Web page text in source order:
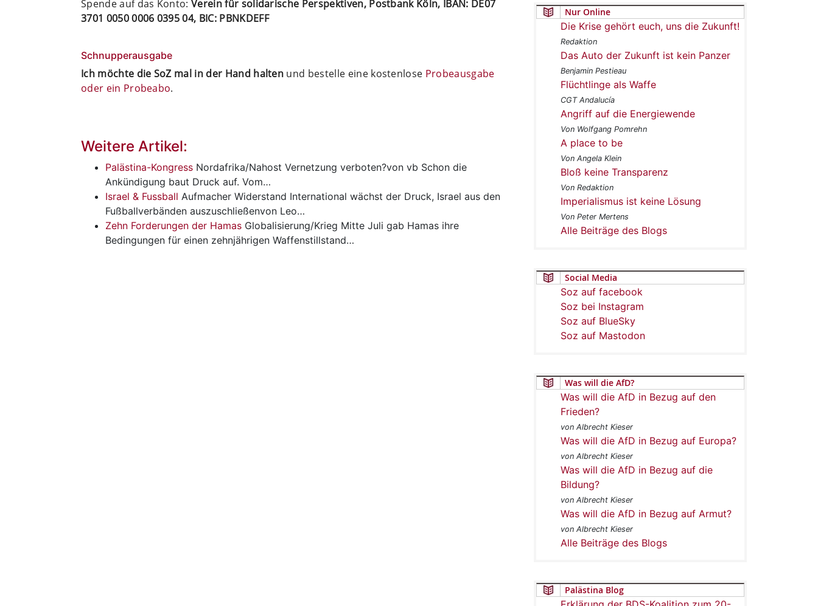
Spende auf das Konto:Verein für solidarische Perspektiven, Postbank Köln, IBAN: DE07
3701 0050 0006 0395 04, BIC: PBNKDEFF
Schnupperausgabe
Ich möchte die SoZ mal in der Hand halten und bestelle eine kostenlose Probeausgabe
oder ein Probeabo.
Weitere Artikel:
Palästina-Kongress Nordafrika/Nahost Vernetzung verboten?von vb Schon die
Ankündigung baut Druck auf. Vom…
Israel & Fussball Aufmacher Widerstand International wächst der Druck, Israel aus den
Fußballverbänden auszuschließenvon Leo…
Zehn Forderungen der Hamas Globalisierung/Krieg Mitte Juli gab Hamas ihre
Bedingungen für einen zehnjährigen Waffenstillstand…
Nur Online
Die Krise gehört euch, uns die Zukunft!
Redaktion
Das Auto der Zukunft ist kein Panzer
Benjamin Pestieau
Flüchtlinge als Waffe
CGT Andalucía
Angriff auf die Energiewende
Von Wolfgang Pomrehn
A place to be
Von Angela Klein
Bloß keine Transparenz
Von Redaktion
Imperialismus ist keine Lösung
Von Peter Mertens
Alle Beiträge des Blogs
Social Media
Soz auf facebook
Soz bei Instagram
Soz auf BlueSky
Soz auf Mastodon
Was will die AfD?
Was will die AfD in Bezug auf den
Frieden?
von Albrecht Kieser
Was will die AfD in Bezug auf Europa?
von Albrecht Kieser
Was will die AfD in Bezug auf die
Bildung?
von Albrecht Kieser
Was will die AfD in Bezug auf Armut?
von Albrecht Kieser
Alle Beiträge des Blogs
Palästina Blog